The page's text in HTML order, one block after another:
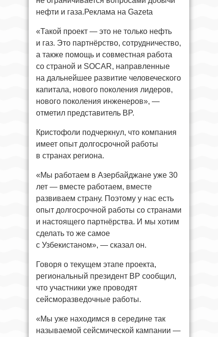
нефти и газа.Реклама на Gazeta
«Такой проект — это не только нефть
и газ. Это партнёрство, сотрудничество,
а также помощь и совместная работа
со страной и SOCAR, направленные
на дальнейшее развитие человеческого
капитала, нового поколения лидеров,
нового поколения инженеров», —
отметил представитель BP.
Кристофоли подчеркнул, что компания
имеет опыт долгосрочной работы
в странах региона.
«Мы работаем в Азербайджане уже 30
лет — вместе работаем, вместе
развиваем страну. Поэтому у нас есть
опыт долгосрочной работы со странами
и настоящего партнёрства. И мы хотим
сделать то же самое
с Узбекистаном», — сказал он.
Говоря о текущем этапе проекта,
региональный президент BP сообщил,
что участники уже проводят
сейсморазведочные работы.
«Мы уже находимся в середине так
называемой сейсмической кампании —